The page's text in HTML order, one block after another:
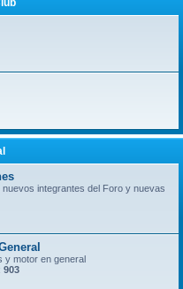
nuevos integrantes del Foro y nuevas
y motor en general
903